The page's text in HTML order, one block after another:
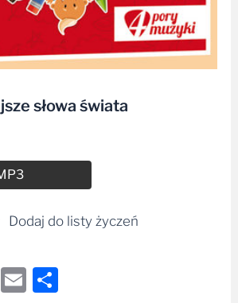
słowa świata
Dodaj do listy życzeń
WhatsApp
Email